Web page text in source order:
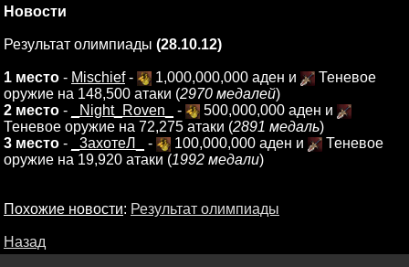
Новости
Результат олимпиады (28.10.12)
1 место - Mischief- 1,000,000,000 аден и
Теневое
оружие на 148,500 атаки (2970 медалей)
2 место - _Night_Roven_ -
500,000,000 аден и
Теневое оружие на 72,275 атаки (2891 медаль)
3 место - _3ахотеЛ_ - 100,000,000 аден и
Теневое
оружие на 19,920 атаки (1992 медали)
Похожие новости: Результат олимпиады
Назад